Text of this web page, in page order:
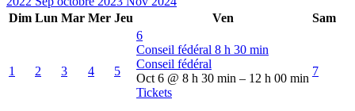
Dim Lun Mar Mer Jeu Ven Sam
1 2 3 4 5
6
Conseil fédéral 8 h 30 min
Conseil fédéral
Oct 6 @ 8 h 30 min – 12 h 00 min
Tickets
7